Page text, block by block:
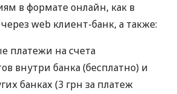
в формате онлайн, как в
web клиент-банк, а также:
платежи на счета
внутри банка (бесплатно) и
банках (3 грн за платеж